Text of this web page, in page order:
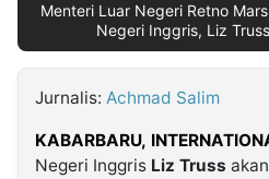
Menteri Luar Negeri Retno
Negeri Inggris, Liz
Jurnalis: Achmad Salim
KABARBARU,
Negeri Inggris Liz Truss